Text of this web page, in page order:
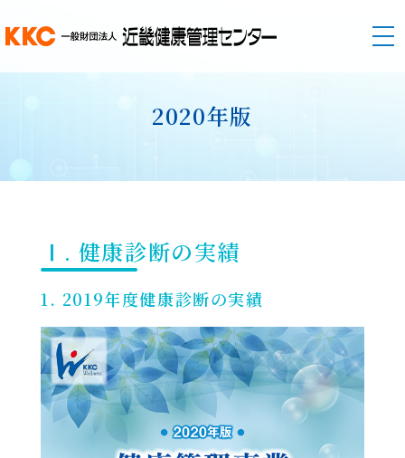
2020年版
Ⅰ. 健康診断の実績
1. 2019年度健康診断の実績